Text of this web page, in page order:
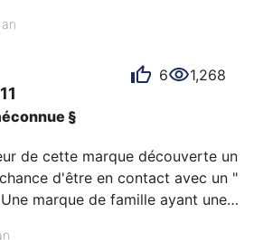
le 5e océan reconnu par
Society avec son cadran blanc
lollipop est à la fois discrète
à ce point de Luminova
date inversée (oui le saphir est
6 1,268
§
de cette marque découverte un
d'être en contact avec un "
marque de famille ayant une
(et pas une storytelling bidon)